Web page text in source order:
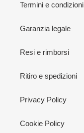
Termini e condizioni
Garanzia legale
Resi e rimborsi
Ritiro e spedizioni
Privacy Policy
Cookie Policy